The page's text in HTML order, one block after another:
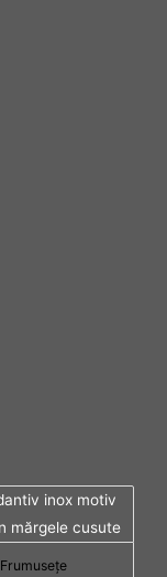
Frumuseţe